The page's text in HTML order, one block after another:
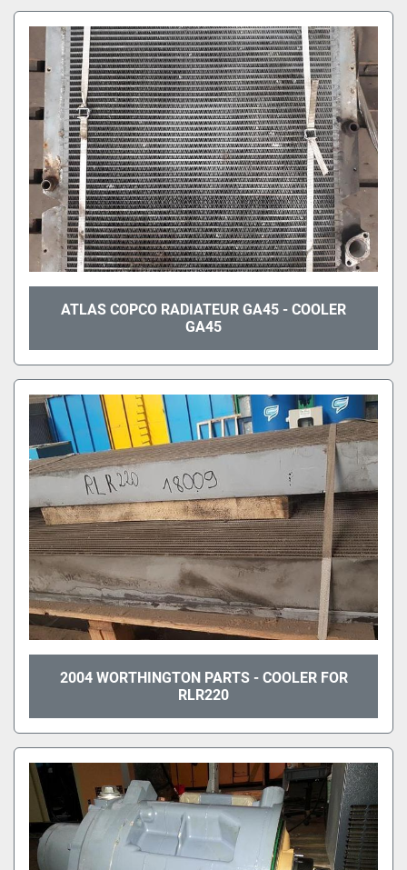
ATLAS COPCO RADIATEUR GA45 - COOLER
GA45
2004 WORTHINGTON PARTS - COOLER FOR
RLR220